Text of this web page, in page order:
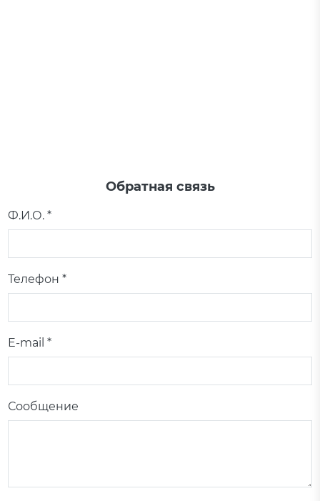
Обратная связь
Ф.И.О. *
Телефон *
E-mail *
Сообщение